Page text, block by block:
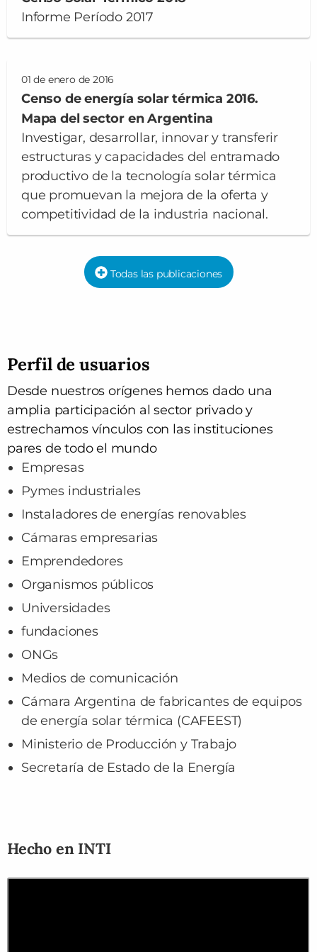
Informe Período 2017
01 de enero de 2016
Censo de energía solar térmica 2016.
Mapa del sector en Argentina
Investigar, desarrollar, innovar y transferir
estructuras y capacidades del entramado
productivo de la tecnología solar térmica
que promuevan la mejora de la oferta y
competitividad de la industria nacional.
Todas las publicaciones
Perfil de usuarios
Desde nuestros orígenes hemos dado una
amplia participación al sector privado y
estrechamos vínculos con las instituciones
pares de todo el mundo
Empresas
Pymes industriales
Instaladores de energías renovables
Cámaras empresarias
Emprendedores
Organismos públicos
Universidades
fundaciones
ONGs
Medios de comunicación
Cámara Argentina de fabricantes de equipos
de energía solar térmica (CAFEEST)
Ministerio de Producción y Trabajo
Secretaría de Estado de la Energía
Hecho en INTI